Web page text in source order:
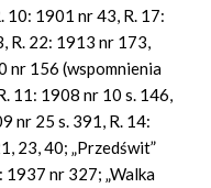
10: 1901 nr 43, R. 17:
R. 22: 1913 nr 173,
nr 156 (wspomnienia
11: 1908 nr 10 s. 146,
nr 25 s. 391, R. 14:
23, 40; „Przedświt”
1937 nr 327; „Walka